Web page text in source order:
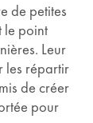
de petites
le point
Leur
les répartir
de créer
pour